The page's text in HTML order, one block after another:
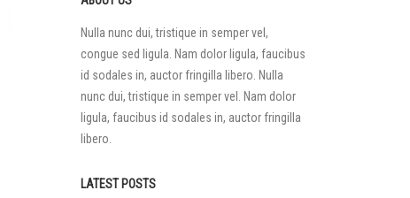
Nulla nunc dui, tristique in semper vel,
congue sed ligula. Nam dolor ligula, faucibus
id sodales in, auctor fringilla libero. Nulla
nunc dui, tristique in semper vel. Nam dolor
ligula, faucibus id sodales in, auctor fringilla
libero.
LATEST POSTS